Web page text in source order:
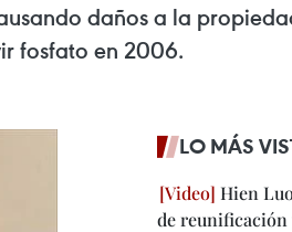
daños a la
fosfato en 2006.
LO MÁS
Hien
de reunificación